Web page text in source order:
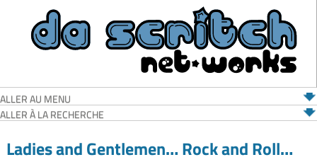
ALLER AU MENU
ALLER À LA RECHERCHE
Ladies and Gentlemen… Rock and Roll…